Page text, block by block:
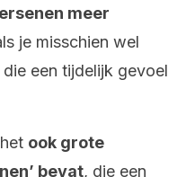
meer
je misschien wel
een tijdelijk gevoel
ook grote
bevat, die een